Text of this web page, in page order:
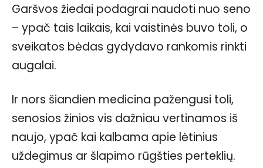
Garšvos žiedai podagrai naudoti nuo seno
– ypač tais laikais, kai vaistinės buvo toli, o
sveikatos bėdas gydydavo rankomis rinkti
augalai.
Ir nors šiandien medicina pažengusi toli,
senosios žinios vis dažniau vertinamos iš
naujo, ypač kai kalbama apie lėtinius
uždegimus ar šlapimo rūgšties perteklių.